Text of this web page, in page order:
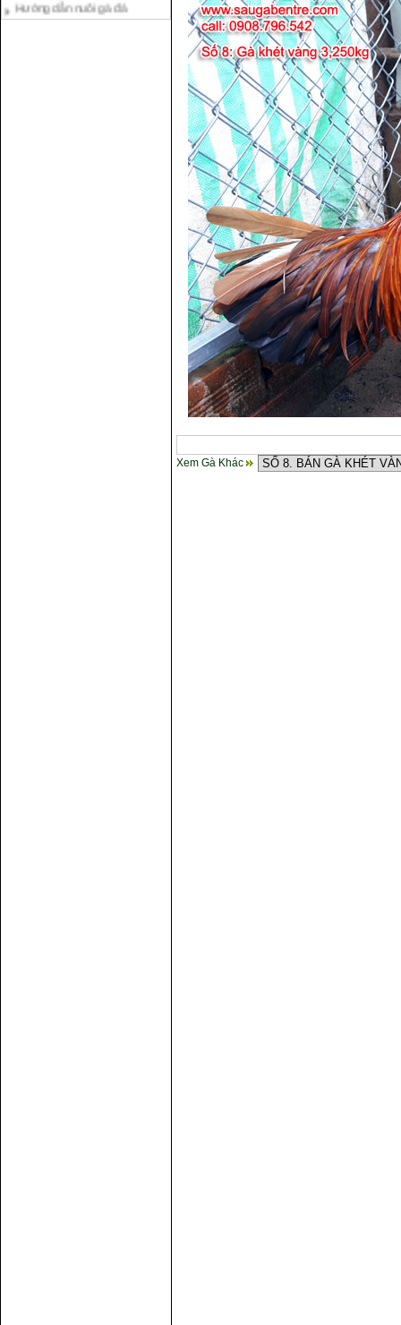
Tại sao bạn cần biết cách nuôi
gà chọi ?
Xem Gà Khác